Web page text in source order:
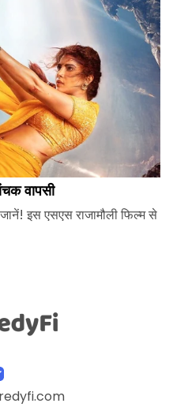
वापसी
जानें! इस एसएस राजामौली फिल्म से